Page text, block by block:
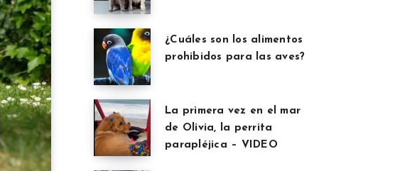
¿Cuáles son los alimentos
prohibidos para las aves?
La primera vez en el mar
de Olivia, la perrita
parapléjica – VIDEO